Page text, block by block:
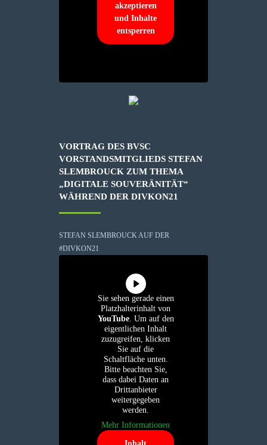
akzeptieren
und Inhalte
entsperren
VORTRAG DES BVSC
VORSTANDSMITGLIEDS STEFAN
SLEMBROUCK ZUM THEMA
„DIGITALE SOUVERÄNITÄT“
WÄHREND DER DIVKON21
STEFAN SLEMBROUCK AUF DER
#DIVKON21
Sie sehen gerade einen
Platzhalterinhalt von
YouTube. Um auf den
eigentlichen Inhalt
zuzugreifen, klicken
Sie auf die
Schaltfläche unten.
Bitte beachten Sie,
dass dabei Daten an
Drittanbieter
weitergegeben
werden.
Mehr Informationen